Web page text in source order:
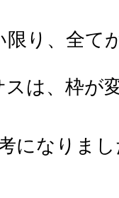
り、全て
は、枠が
になりま